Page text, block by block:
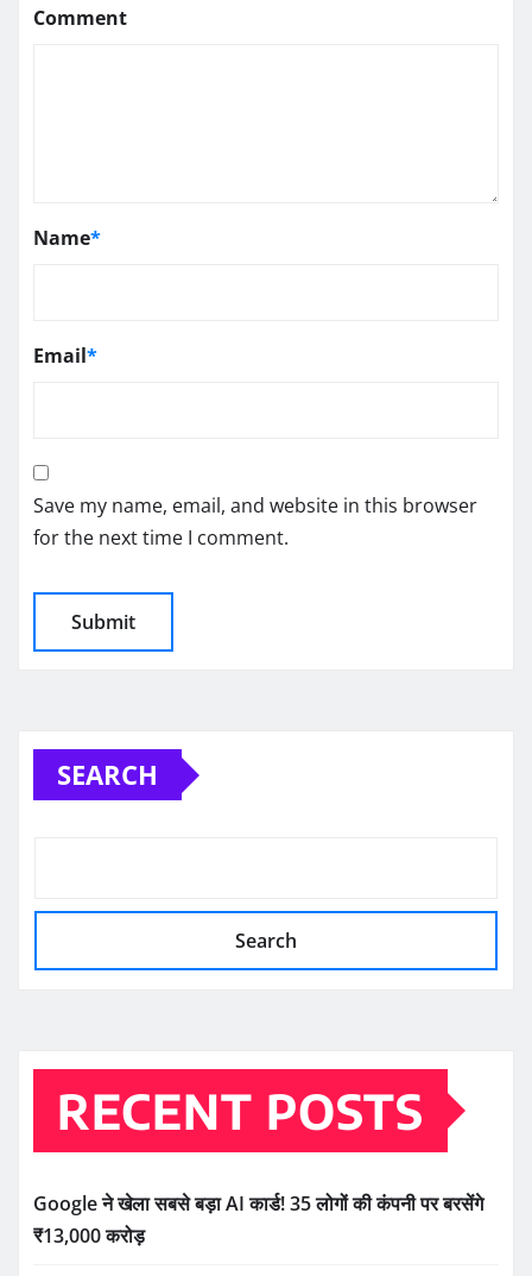
Comment
Name*
Email*
Save my name, email, and website in this browser
for the next time I comment.
SEARCH
Search
RECENT POSTS
Google ने खेला सबसे बड़ा AI कार्ड! 35 लोगों की कंपनी पर बरसेंगे
₹13,000 करोड़